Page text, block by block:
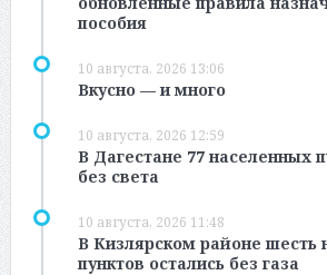
пособия
10 августа, 2026 13:06
Вкусно — и много
10 августа, 2026 12:59
В Дагестане 77 населенных
без света
10 августа, 2026 11:48
В Кизлярском районе шесть
пунктов остались без газа